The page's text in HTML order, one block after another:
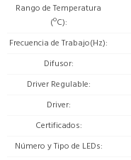
Rango de Temperatura
(ºC)
Frecuencia de Trabajo(Hz)
Difusor
Driver Regulable
Driver
Certificados
Número y Tipo de LEDs